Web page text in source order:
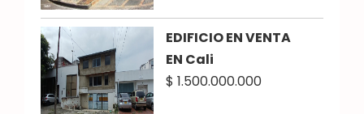
EDIFICIO EN VENTA
EN Cali
$ 1.500.000.000